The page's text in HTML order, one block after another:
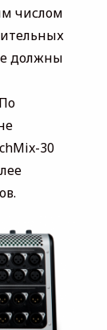
числом
должны
30